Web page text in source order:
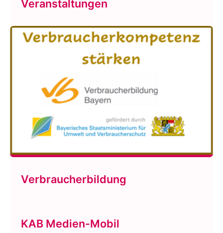
Veranstaltungen
Verbraucherbildung
KAB Medien-Mobil